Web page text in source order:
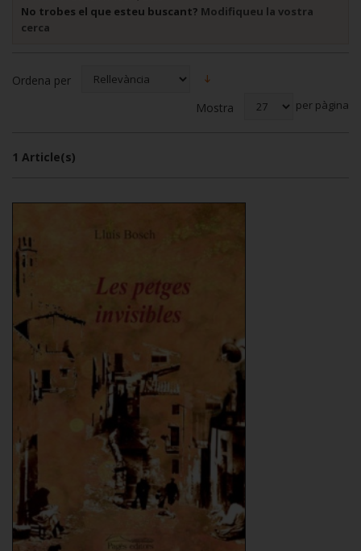
No trobes el que esteu buscant? Modifiqueu la vostra
cerca
Ordena per
Mostra
per pàgina
1 Article(s)